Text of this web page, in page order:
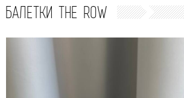
БАЛЕТКИ THE ROW